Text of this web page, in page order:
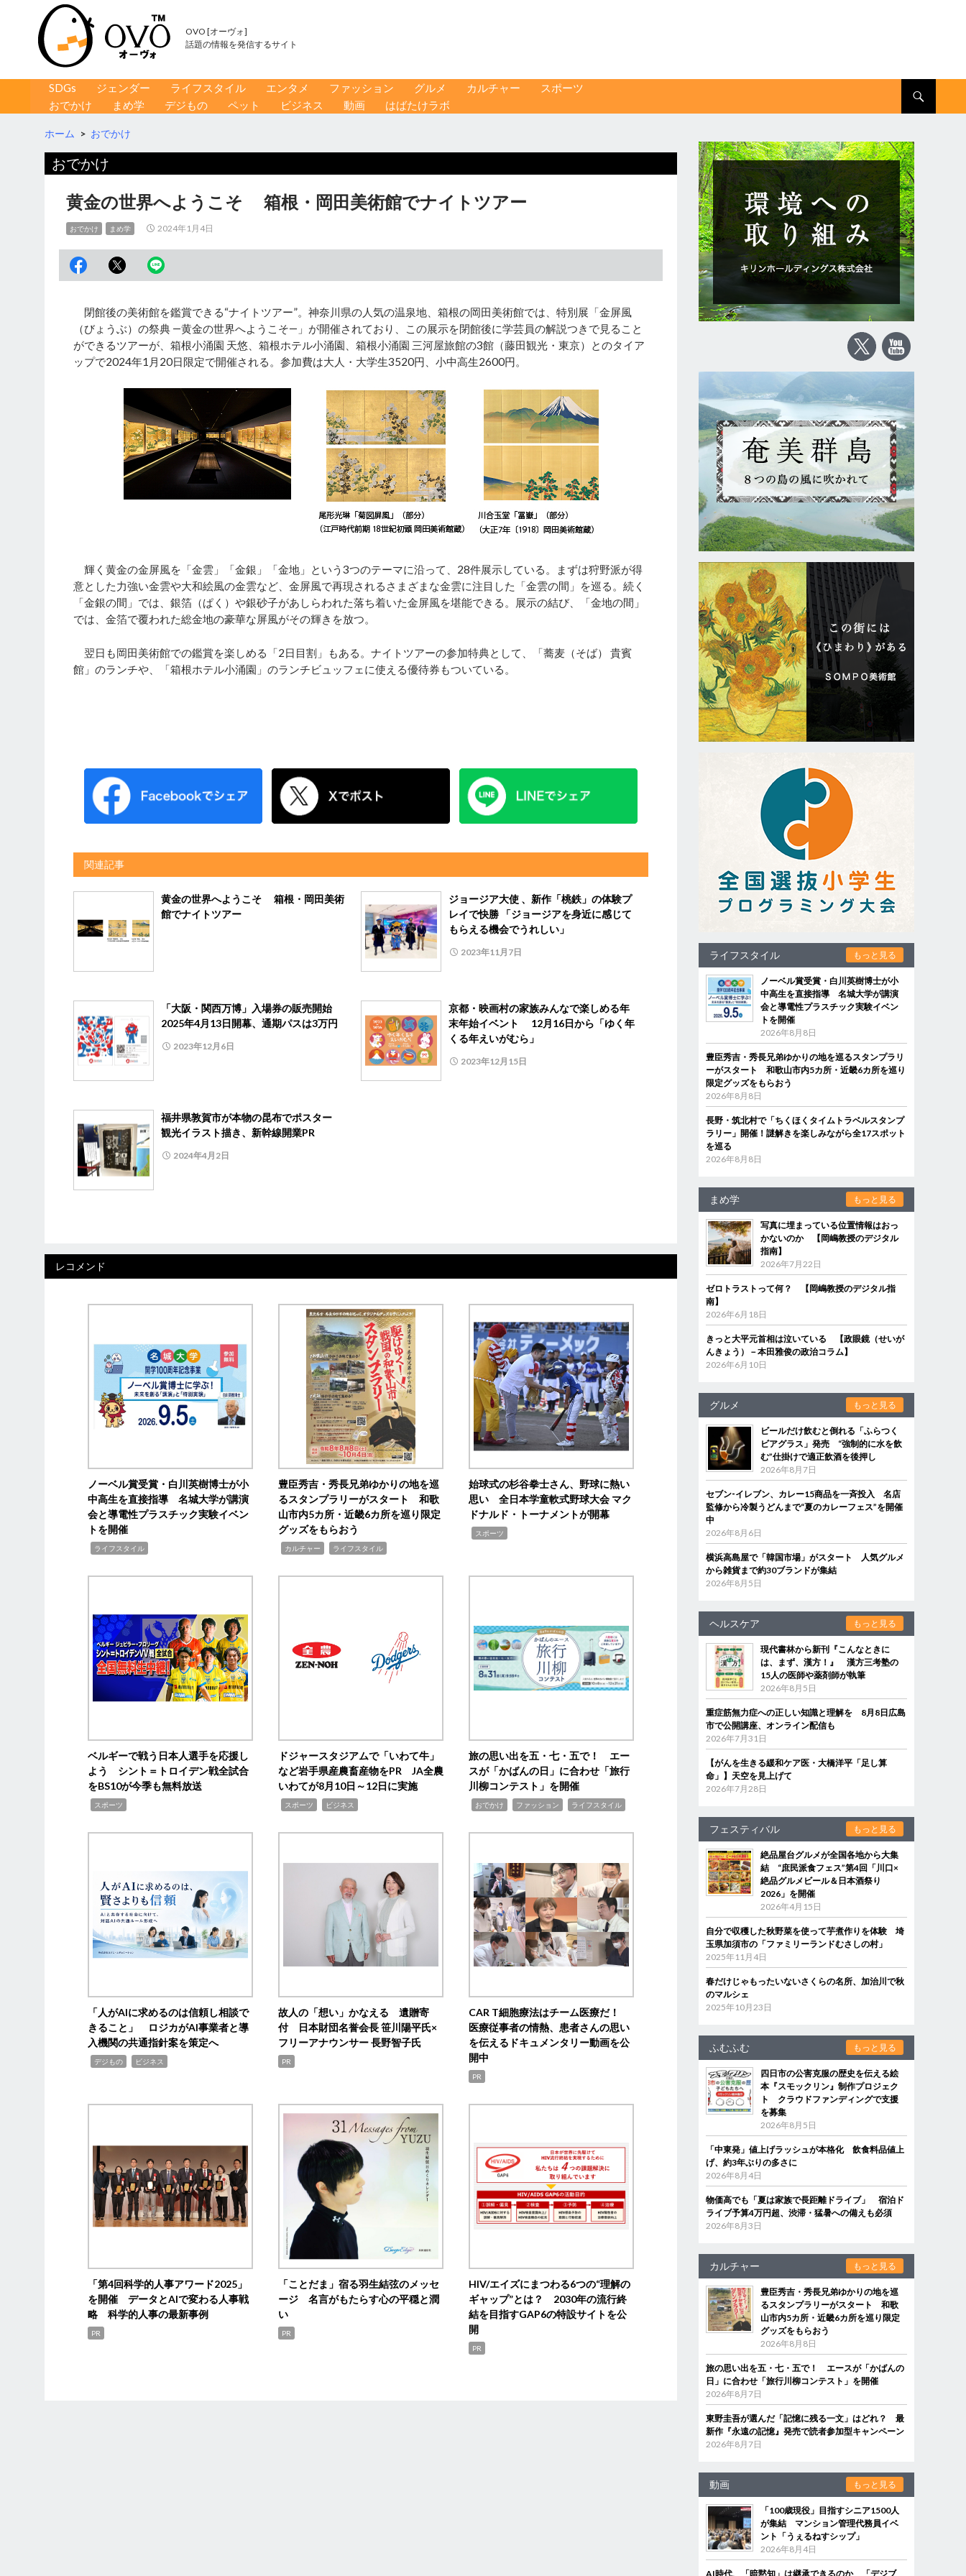
OVO [オーヴォ]
話題の情報を発信するサイト
コンテンツへ移動
SDGs ジェンダー ライフスタイル エンタメ ファッション グルメ カルチャー
スポーツ
おでかけ
まめ学 デジもの ペット ビジネス 動画 はばたけラボ
ホーム > おでかけ
おでかけ
黄金の世界へようこそ 箱根・岡田美術館でナイトツアー
おでかけ まめ学 2024年1月4日
閉館後の美術館を鑑賞できる“ナイトツアー”。神奈川県の人気の温泉地、箱根の岡田美術館では、特別展「金屏風
（びょうぶ）の祭典 ―黄金の世界へようこそ―」が開催されており、この展示を閉館後に学芸員の解説つきで見ること
ができるツアーが、箱根小涌園 天悠、箱根ホテル小涌園、箱根小涌園 三河屋旅館の3館（藤田観光・東京）とのタイア
ップで2024年1月20日限定で開催される。参加費は大人・大学生3520円、小中高生2600円。
輝く黄金の金屏風を「金雲」「金銀」「金地」という3つのテーマに沿って、28件展示している。まずは狩野派が得
意とした力強い金雲や大和絵風の金雲など、金屏風で再現されるさまざまな金雲に注目した「金雲の間」を巡る。続く
「金銀の間」では、銀箔（ぱく）や銀砂子があしらわれた落ち着いた金屏風を堪能できる。展示の結び、「金地の間」
では、金箔で覆われた総金地の豪華な屏風がその輝きを放つ。
翌日も岡田美術館での鑑賞を楽しめる「2日目割」もある。ナイトツアーの参加特典として、「蕎麦（そば） 貴賓
館」のランチや、「箱根ホテル小涌園」のランチビュッフェに使える優待券もついている。
関連記事
黄金の世界へようこそ 箱根・岡田美術
館でナイトツアー
ジョージア大使 、新作「桃鉄」の体験プ
レイで快勝 「ジョージアを身近に感じて
もらえる機会でうれしい」
2023年11月7日
「大阪・関西万博」入場券の販売開始
2025年4月13日開幕、通期パスは3万円
2023年12月6日
京都・映画村の家族みんなで楽しめる年
末年始イベント 12月16日から「ゆく年
くる年えいがむら」
2023年12月15日
福井県敦賀市が本物の昆布でポスター
観光イラスト描き、新幹線開業PR
2024年4月2日
レコメンド
ノーベル賞受賞・白川英樹博士が小
中高生を直接指導 名城大学が講演
会と導電性プラスチック実験イベン
トを開催
ライフスタイル
豊臣秀吉・秀長兄弟ゆかりの地を巡
るスタンプラリーがスタート 和歌
山市内5カ所・近畿6カ所を巡り限定
グッズをもらおう
カルチャー ライフスタイル
始球式の杉谷拳士さん、野球に熱い
思い 全日本学童軟式野球大会 マク
ドナルド・トーナメントが開幕
スポーツ
ベルギーで戦う日本人選手を応援し
よう シント＝トロイデン戦全試合
をBS10が今季も無料放送
スポーツ
ドジャースタジアムで「いわて牛」
など岩手県産農畜産物をPR JA全農
いわてが8月10日～12日に実施
スポーツ ビジネス
旅の思い出を五・七・五で！ エー
スが「かばんの日」に合わせ「旅行
川柳コンテスト」を開催
おでかけ ファッション ライフスタイル
「人がAIに求めるのは信頼し相談で
きること」 ロジカがAI事業者と導
入機関の共通指針案を策定へ
デジもの ビジネス
故人の「想い」かなえる 遺贈寄
付 日本財団名誉会長 笹川陽平氏×
フリーアナウンサー 長野智子氏
PR
CAR T細胞療法はチーム医療だ！
医療従事者の情熱、患者さんの思い
を伝えるドキュメンタリー動画を公
開中
PR
「第4回科学的人事アワード2025」
を開催 データとAIで変わる人事戦
略 科学的人事の最新事例
PR
「ことだま」宿る羽生結弦のメッセ
ージ 名言がもたらす心の平穏と潤
い
PR
HIV/エイズにまつわる6つの“理解の
ギャップ”とは？ 2030年の流行終
結を目指すGAP6の特設サイトを公
開
PR
ライフスタイル もっと見る
ノーベル賞受賞・白川英樹博士が小
中高生を直接指導 名城大学が講演
会と導電性プラスチック実験イベン
トを開催
2026年8月8日
豊臣秀吉・秀長兄弟ゆかりの地を巡るスタンプラリ
ーがスタート 和歌山市内5カ所・近畿6カ所を巡り
限定グッズをもらおう
2026年8月8日
長野・筑北村で「ちくほくタイムトラベルスタンプ
ラリー」開催！謎解きを楽しみながら全17スポット
を巡る
2026年8月8日
まめ学 もっと見る
写真に埋まっている位置情報はおっ
かないのか 【岡嶋教授のデジタル
指南】
2026年7月22日
ゼロトラストって何？ 【岡嶋教授のデジタル指
南】
2026年6月18日
きっと大平元首相は泣いている 【政眼鏡（せいが
んきょう）－本田雅俊の政治コラム】
2026年6月10日
グルメ もっと見る
ビールだけ飲むと倒れる「ふらつく
ビアグラス」発売 “強制的に水を飲
む”仕掛けで適正飲酒を後押し
2026年8月7日
セブン‐イレブン、カレー15商品を一斉投入 名店
監修から冷製うどんまで“夏のカレーフェス”を開催
中
2026年8月6日
横浜高島屋で「韓国市場」がスタート 人気グルメ
から雑貨まで約30ブランドが集結
2026年8月5日
ヘルスケア もっと見る
現代書林から新刊『こんなときに
は、まず、漢方！』 漢方三考塾の
15人の医師や薬剤師が執筆
2026年8月5日
重症筋無力症への正しい知識と理解を 8月8日広島
市で公開講座、オンライン配信も
2026年7月31日
【がんを生きる緩和ケア医・大橋洋平「足し算
命」】天空を見上げて
2026年7月28日
フェスティバル もっと見る
絶品屋台グルメが全国各地から大集
結 “庶民派食フェス”第4回「川口×
絶品グルメビール＆日本酒祭り
2026」を開催
2026年4月15日
自分で収穫した秋野菜を使って芋煮作りを体験 埼
玉県加須市の「ファミリーランドむさしの村」
2025年11月4日
春だけじゃもったいないさくらの名所、加治川で秋
のマルシェ
2025年10月23日
ふむふむ もっと見る
四日市の公害克服の歴史を伝える絵
本『スモックリン』制作プロジェク
ト クラウドファンディングで支援
を募集
2026年8月5日
「中東発」値上げラッシュが本格化 飲食料品値上
げ、約3年ぶりの多さに
2026年8月4日
物価高でも「夏は家族で長距離ドライブ」 宿泊ド
ライブ予算4万円超、渋滞・猛暑への備えも必須
2026年8月3日
カルチャー もっと見る
豊臣秀吉・秀長兄弟ゆかりの地を巡
るスタンプラリーがスタート 和歌
山市内5カ所・近畿6カ所を巡り限定
グッズをもらおう
2026年8月8日
旅の思い出を五・七・五で！ エースが「かばんの
日」に合わせ「旅行川柳コンテスト」を開催
2026年8月7日
東野圭吾が選んだ「記憶に残る一文」はどれ？ 最
新作『永遠の記憶』発売で読者参加型キャンペーン
2026年8月7日
動画 もっと見る
「100歳現役」目指すシニア1500人
が集結 マンション管理代務員イベ
ント「うぇるねすシップ」
2026年8月4日
AI時代、「暗黙知」は継承できるのか 「デジブ